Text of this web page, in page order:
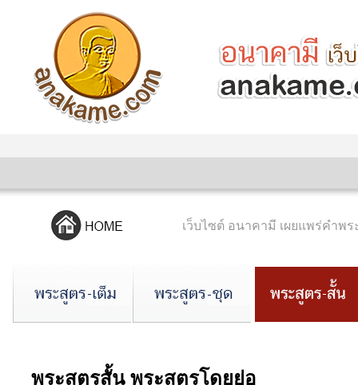
เว็บไซต์ อนาคามี เผยแพร่คำพ
พระสูตรสั้น พระสูตรโดยย่อ